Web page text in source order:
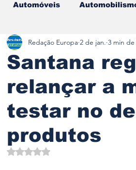
Automóveis
Lazer Aviação
& Estratégia
Santana
relançar a
testar no
produtos
Redação Europa 2 de jan. 3 min
Avaliado com NaN de 5 estrelas.